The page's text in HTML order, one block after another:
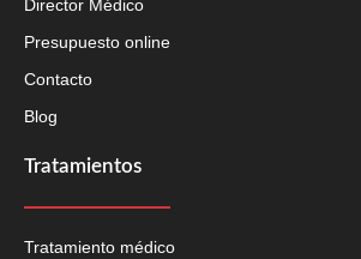
Director Médico
Presupuesto online
Contacto
Blog
Tratamientos
Tratamiento médico